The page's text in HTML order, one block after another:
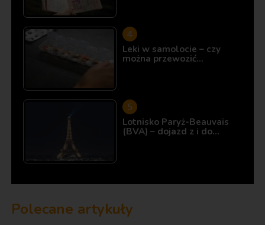
Leki w samolocie – czy
można przewozić…
Lotnisko Paryż-Beauvais
(BVA) – dojazd z i do…
Polecane artykuły